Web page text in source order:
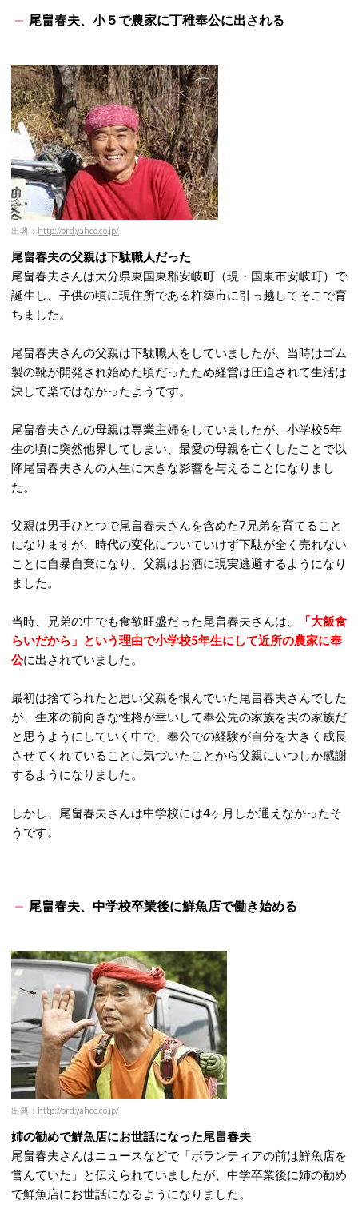
尾畠春夫、小５で農家に丁稚奉公に出される
出典： http://ord.yahoo.co.jp/
尾畠春夫の父親は下駄職人だった
尾畠春夫さんは大分県東国東郡安岐町（現・国東市安岐町）で
誕生し、子供の頃に現住所である杵築市に引っ越してそこで育
ちました。
尾畠春夫さんの父親は下駄職人をしていましたが、当時はゴム
製の靴が開発され始めた頃だったため経営は圧迫されて生活は
決して楽ではなかったようです。
尾畠春夫さんの母親は専業主婦をしていましたが、小学校5年
生の頃に突然他界してしまい、最愛の母親を亡くしたことで以
降尾畠春夫さんの人生に大きな影響を与えることになりまし
た。
父親は男手ひとつで尾畠春夫さんを含めた7兄弟を育てること
になりますが、時代の変化についていけず下駄が全く売れない
ことに自暴自棄になり、父親はお酒に現実逃避するようになり
ました。
当時、兄弟の中でも食欲旺盛だった尾畠春夫さんは、
「大飯食
らいだから」という理由で小学校5年生にして近所の農家に奉
公に出されていました。
最初は捨てられたと思い父親を恨んでいた尾畠春夫さんでした
が、生来の前向きな性格が幸いして奉公先の家族を実の家族だ
と思うようにしていく中で、奉公での経験が自分を大きく成長
させてくれていることに気づいたことから父親にいつしか感謝
するようになりました。
しかし、尾畠春夫さんは中学校には4ヶ月しか通えなかったそ
うです。
尾畠春夫、中学校卒業後に鮮魚店で働き始める
出典： http://ord.yahoo.co.jp/
姉の勧めで鮮魚店にお世話になった尾畠春夫
尾畠春夫さんはニュースなどで「ボランティアの前は鮮魚店を
営んでいた」と伝えられていましたが、中学卒業後に姉の勧め
で鮮魚店にお世話になるようになりました。